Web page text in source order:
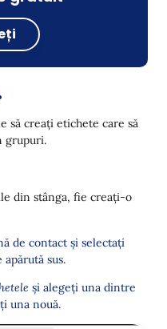
să creați etichete care să
grupuri.
din stânga, fie creați-o
de contact și selectați
sus.
și alegeți una dintre
una nouă.